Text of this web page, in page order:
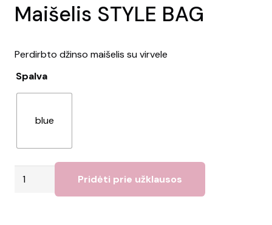
Maišelis STYLE BAG
Perdirbto džinso maišelis su virvele
Spalva
blue
produkto
Pridėti prie užklausos